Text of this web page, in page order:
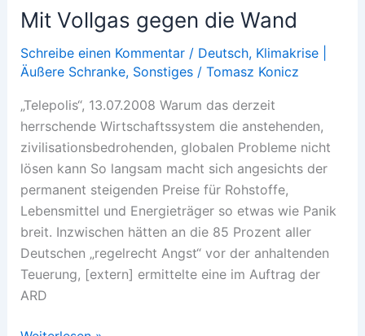
Mit Vollgas gegen die Wand
Schreibe einen Kommentar / Deutsch, Klimakrise |
Äußere Schranke, Sonstiges/ Tomasz Konicz
„Telepolis“, 13.07.2008 Warum das derzeit
herrschende Wirtschaftssystem die anstehenden,
zivilisationsbedrohenden, globalen Probleme nicht
lösen kann So langsam macht sich angesichts der
permanent steigenden Preise für Rohstoffe,
Lebensmittel und Energieträger so etwas wie Panik
breit. Inzwischen hätten an die 85 Prozent aller
Deutschen „regelrecht Angst“ vor der anhaltenden
Teuerung, [extern] ermittelte eine im Auftrag der
ARD